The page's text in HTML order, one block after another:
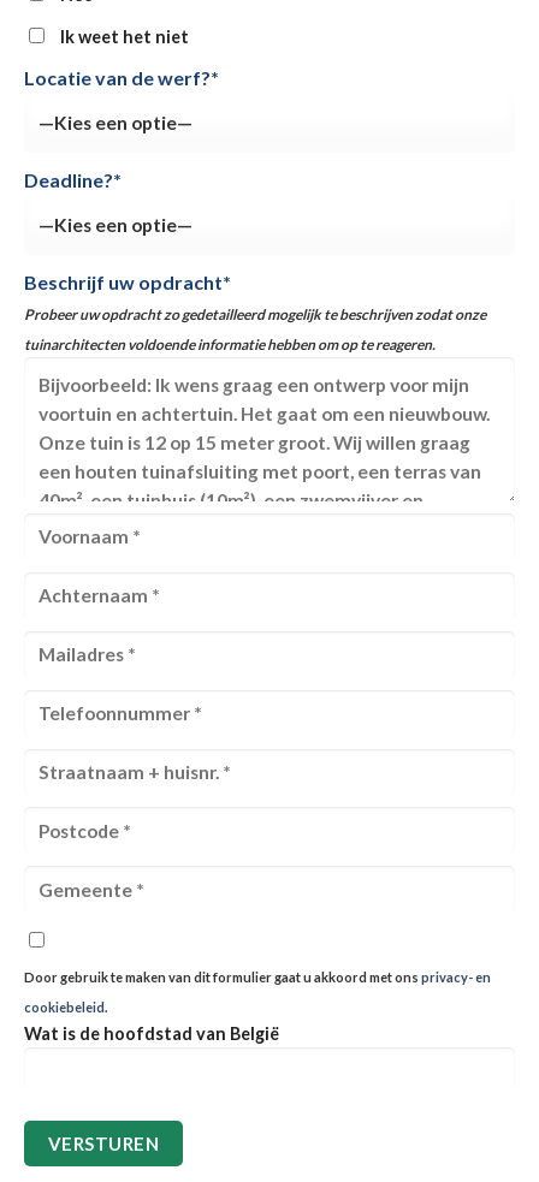
Ik weet het niet
Locatie van de werf?*
Deadline?*
Beschrijf uw opdracht*
Probeer uw opdracht zo gedetailleerd mogelijk te beschrijven zodat onze
tuinarchitecten voldoende informatie hebben om op te reageren.
Door gebruik te maken van dit formulier gaat u akkoord met ons privacy- en
cookiebeleid.
Wat is de hoofdstad van België